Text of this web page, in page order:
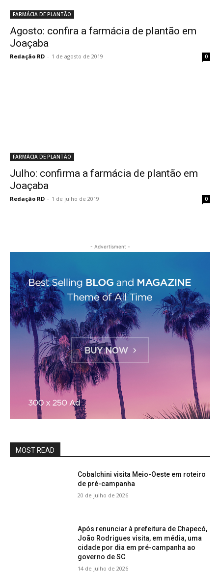
FARMÁCIA DE PLANTÃO
Agosto: confira a farmácia de plantão em
Joaçaba
Redação RD - 1 de agosto de 2019 0
FARMÁCIA DE PLANTÃO
Julho: confirma a farmácia de plantão em
Joaçaba
Redação RD - 1 de julho de 2019 0
- Advertisment -
MOST READ
Cobalchini visita Meio-Oeste em roteiro
de pré-campanha
20 de julho de 2026
Após renunciar à prefeitura de Chapecó,
João Rodrigues visita, em média, uma
cidade por dia em pré-campanha ao
governo de SC
14 de julho de 2026